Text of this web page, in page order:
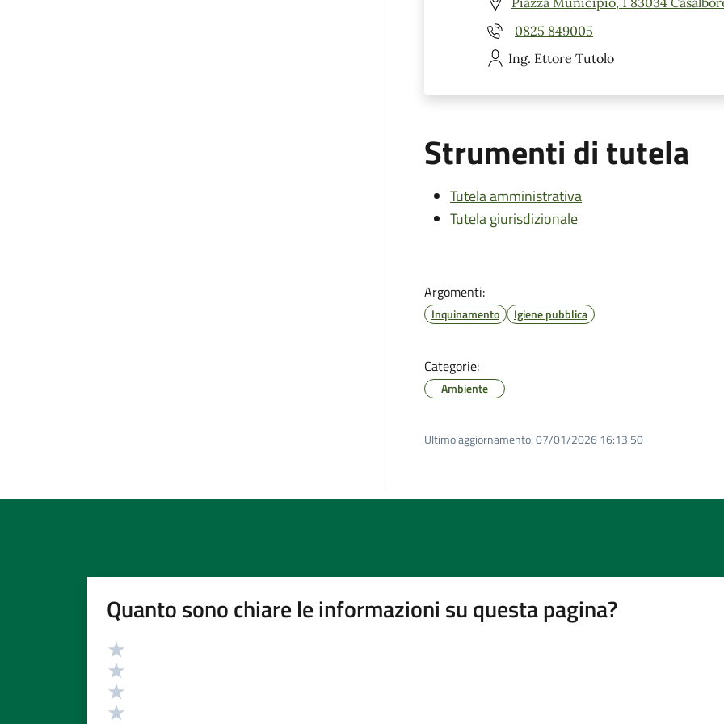
0825 849005
Ing. Ettore Tutolo
Strumenti di tutela
Tutela amministrativa
Tutela giurisdizionale
Argomenti:
Inquinamento Igiene pubblica
Categorie:
Ambiente
Ultimo aggiornamento:07/01/2026 16:13.50
Quanto sono chiare le informazioni su questa pagina?
Valutazione